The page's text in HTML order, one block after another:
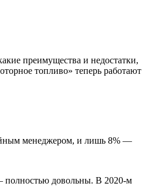
преимущества и недостатки,
топливо» теперь работают
менеджером, и лишь 8% —
полностью довольны. В 2020-м